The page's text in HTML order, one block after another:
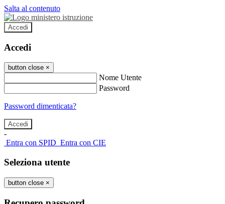
Salta al contenuto
Accedi
Accedi
button close ×
Nome Utente
Password
Password dimenticata?
-
Entra con SPID Entra con CIE
Seleziona utente
button close ×